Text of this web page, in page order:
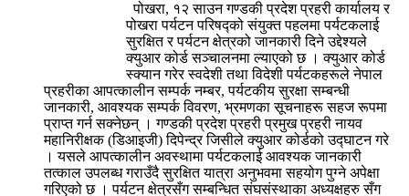
पोखरा, १२ साउन गण्डकी प्रदेश प्रहरी कार्यालय र
पोखरा पर्यटन परिषद्को संयुक्त पहलमा पर्यटकलाई
सुरक्षित र पर्यटन क्षेत्रको जानकारी दिने उद्देश्यले
क्युआर कोर्ड सञ्चालनमा ल्याएको छ । क्युआर कोर्ड
स्क्यान गरेर स्वदेशी तथा विदेशी पर्यटकहरूले नेपाल
प्रहरीका आपत्कालीन सम्पर्क नम्बर, पर्यटकीय सुरक्षा सम्बन्धी
जानकारी, आवश्यक सम्पर्क विवरण, भ्रमणका सूचनाहरू सहज रूपमा
प्राप्त गर्न सक्नेछन् । गण्डकी प्रदेश प्रहरी प्रमुख प्रहरी नायव
महानिरीक्षक (डिआइजी) दिपेन्द्र जिसीले क्युआर कोर्डको उद्घाटन गरे
। यसले आपत्कालीन अवस्थामा पर्यटकलाई आवश्यक जानकारी
तत्काल उपलब्ध गराउँदै सुरक्षित यात्रा अनुभवमा सहयोग पुग्ने अपेक्षा
गरिएको छ । पर्यटन क्षेत्रसँग सम्बन्धित संघसंस्थाका अध्यक्षहरु सँग